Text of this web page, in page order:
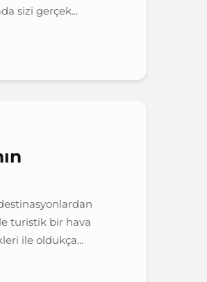
sizi gerçek...
turistik bir hava
ile oldukça...